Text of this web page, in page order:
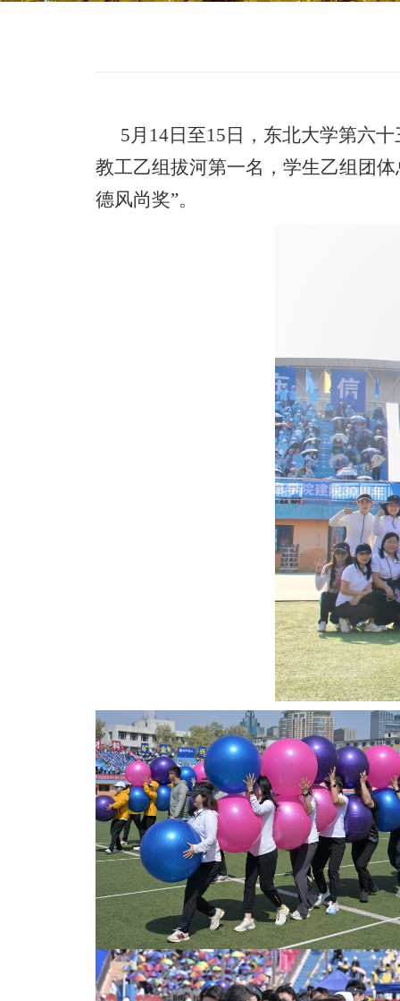
5月 14日至15 日，东北大学第六
教工乙组拔河第一名， 学生乙组团
德风尚奖”。